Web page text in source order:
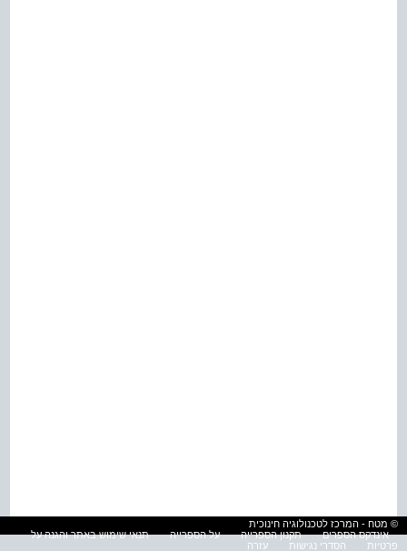
© מטח - המרכז לטכנולוגיה חינוכית
אינדקס הספרים
תקנון הספרייה על הספרייה
תנאי שימוש באתר והגנה על
פרטיות
הסדרי נגישות עזרה